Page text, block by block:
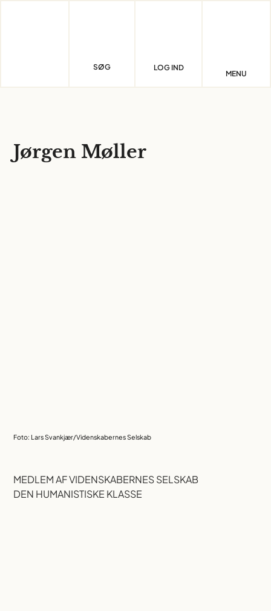
SØG LOG IND
MENU
Jørgen Møller
Foto: Lars Svankjær/Videnskabernes Selskab
MEDLEM AF VIDENSKABERNES SELSKAB
DEN HUMANISTISKE KLASSE